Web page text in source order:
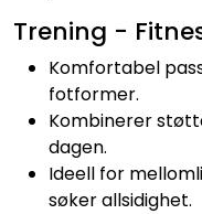
Trening -
Komfortabel
fotformer.
Kombinerer
dagen.
Ideell for
søker allsidighet.